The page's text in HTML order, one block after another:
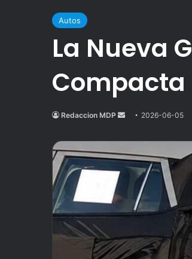
Autos
La Nueva
Compacta
Redaccion MDP
Send
email
2026-06-05